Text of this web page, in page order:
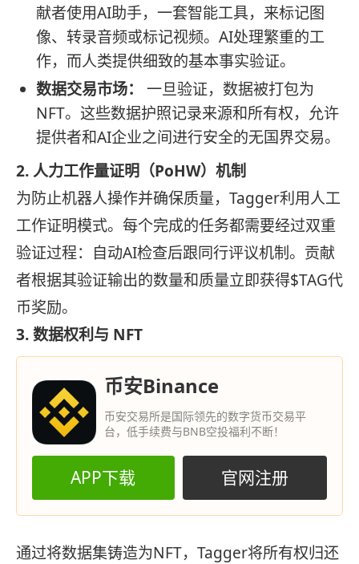
献者使用AI助手，一套智能工具，来标记图
像、转录音频或标记视频。AI处理繁重的工
作，而人类提供细致的基本事实验证。
数据交易市场：
一旦验证，数据被打包为
NFT。这些数据护照记录来源和所有权，允许
提供者和AI企业之间进行安全的无国界交易。
2. 人力工作量证明（PoHW）机制
为防止机器人操作并确保质量，Tagger利用人工
工作证明模式。每个完成的任务都需要经过双重
验证过程：自动AI检查后跟同行评议机制。贡献
者根据其验证输出的数量和质量立即获得$TAG代
币奖励。
3. 数据权利与 NFT
币安Binance
币安交易所是国际领先的数字货币交易平
台，低手续费与BNB空投福利不断！
APP下载 官网注册
通过将数据集铸造为NFT，Tagger将所有权归还